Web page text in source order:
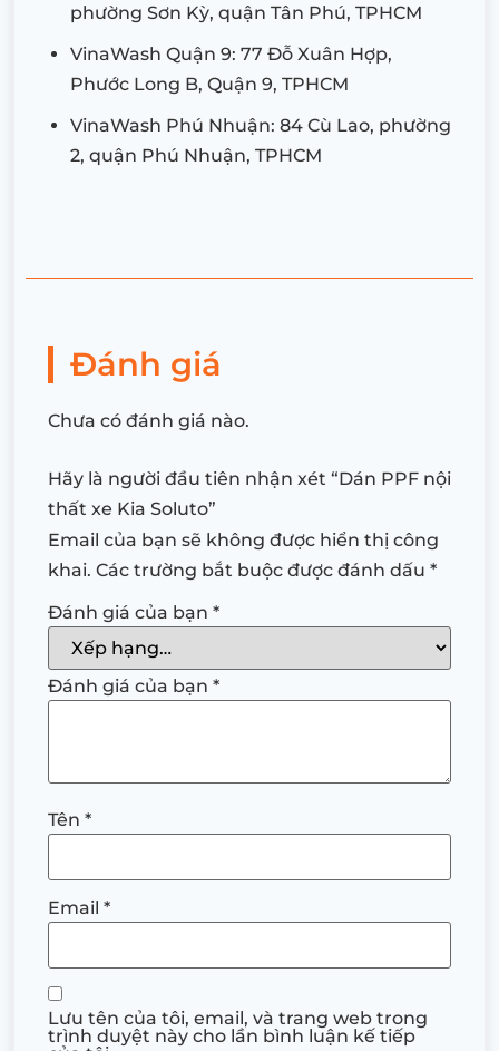
phường Sơn Kỳ, quận Tân Phú, TPHCM
VinaWash Quận 9: 77 Đỗ Xuân Hợp,
Phước Long B, Quận 9, TPHCM
VinaWash Phú Nhuận: 84 Cù Lao, phường
2, quận Phú Nhuận, TPHCM
Đánh giá
Chưa có đánh giá nào.
Hãy là người đầu tiên nhận xét “Dán PPF nội
thất xe Kia Soluto”
Email của bạn sẽ không được hiển thị công
khai. Các trường bắt buộc được đánh dấu *
Đánh giá của bạn *
Đánh giá của bạn *
Tên *
Email *
Lưu tên của tôi, email, và trang web trong
trình duyệt này cho lần bình luận kế tiếp